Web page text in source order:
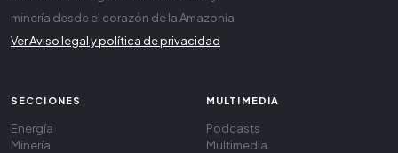
minería desde el corazón de la Amazonía
Ver Aviso legal y política de privacidad
SECCIONES
Energía
Minería
MULTIMEDIA
Podcasts
Multimedia